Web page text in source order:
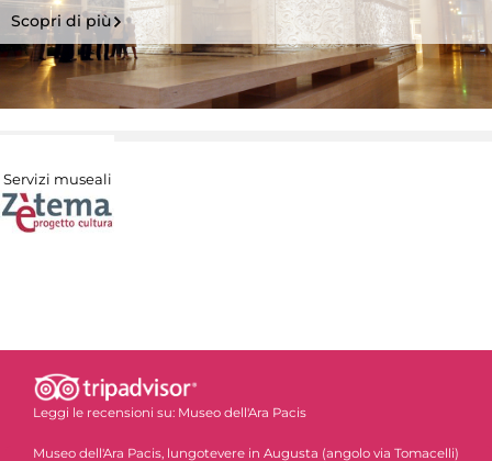
Scopri di più
Servizi museali
Leggi le recensioni su: Museo dell'Ara Pacis
Museo dell'Ara Pacis, lungotevere in Augusta (angolo via Tomacelli)